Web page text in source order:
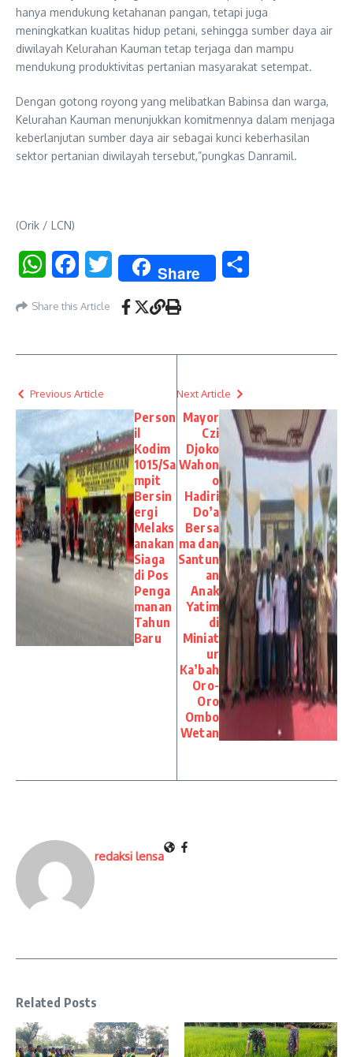
hanya mendukung ketahanan pangan, tetapi juga
meningkatkan kualitas hidup petani, sehingga sumber daya air
diwilayah Kelurahan Kauman tetap terjaga dan mampu
mendukung produktivitas pertanian masyarakat setempat.
Dengan gotong royong yang melibatkan Babinsa dan warga,
Kelurahan Kauman menunjukkan komitmennya dalam menjaga
keberlanjutan sumber daya air sebagai kunci keberhasilan
sektor pertanian diwilayah tersebut,”pungkas Danramil.
(Orik / LCN)
WhatsAppFacebookTwitter Share
Share this Article
Previous Article
Person
il
Kodim
1015/Sa
mpit
Bersin
ergi
Melaks
anakan
Siaga
di Pos
Penga
manan
Tahun
Baru
Next Article
Mayor
Czi
Djoko
Wahon
o
Hadiri
Do’a
Bersa
ma dan
Santun
an
Anak
Yatim
di
Miniat
ur
Ka’bah
Oro-
Oro
Ombo
Wetan
redaksi lensa
Related Posts